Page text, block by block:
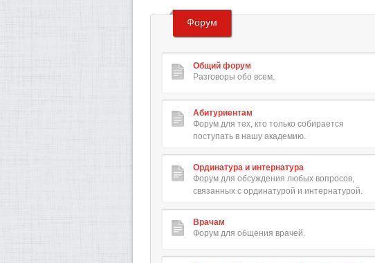
Форум
Общий форум
Разговоры обо всем.
Абитуриентам
Форум для тех, кто только собирается
поступать в нашу академию.
Ординатура и интернатура
Форум для обсуждения любых вопросов,
связанных с ординатурой и интернатурой.
Врачам
Форум для общения врачей.